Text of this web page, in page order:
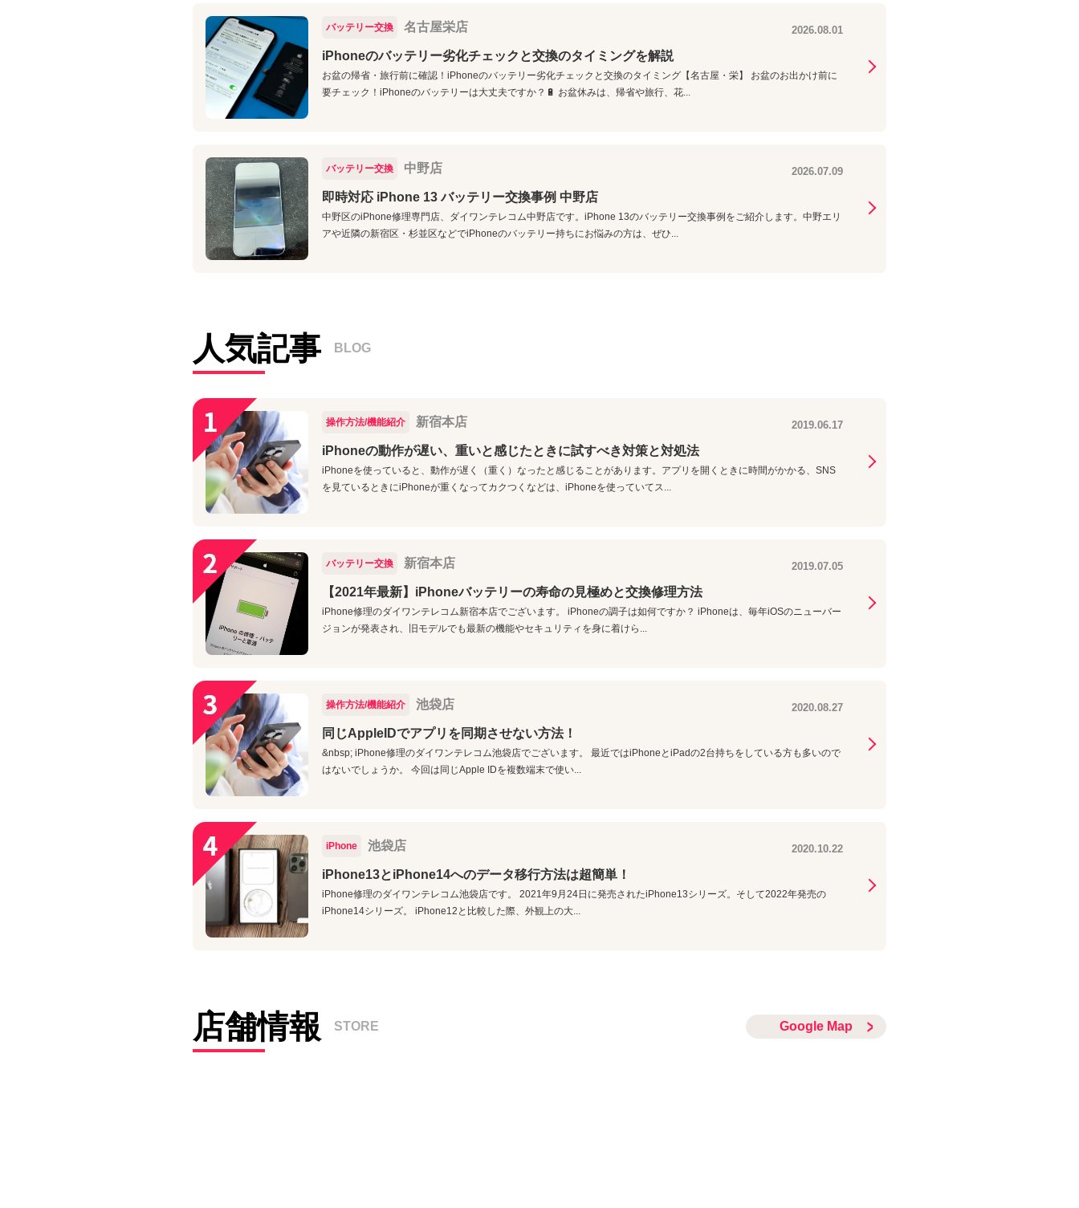
バッテリー交換 名古屋栄店 2026.08.01
iPhoneのバッテリー劣化チェックと交換のタイミングを解説
お盆の帰省・旅行前に確認！iPhoneのバッテリー劣化チェックと交換のタイミング【名古屋・栄】 お盆のお出かけ前に
要チェック！iPhoneのバッテリーは大丈夫ですか？🔋 お盆休みは、帰省や旅行、花...
バッテリー交換 中野店 2026.07.09
即時対応 iPhone 13 バッテリー交換事例 中野店
中野区のiPhone修理専門店、ダイワンテレコム中野店です。iPhone 13のバッテリー交換事例をご紹介します。中野エリ
アや近隣の新宿区・杉並区などでiPhoneのバッテリー持ちにお悩みの方は、ぜひ...
人気記事 BLOG
操作方法/機能紹介 新宿本店 2019.06.17
iPhoneの動作が遅い、重いと感じたときに試すべき対策と対処法
iPhoneを使っていると、動作が遅く（重く）なったと感じることがあります。アプリを開くときに時間がかかる、SNS
を見ているときにiPhoneが重くなってカクつくなどは、iPhoneを使っていてス...
バッテリー交換 新宿本店 2019.07.05
【2021年最新】iPhoneバッテリーの寿命の見極めと交換修理方法
iPhone修理のダイワンテレコム新宿本店でございます。 iPhoneの調子は如何ですか？ iPhoneは、毎年iOSのニューバー
ジョンが発表され、旧モデルでも最新の機能やセキュリティを身に着けら...
操作方法/機能紹介 池袋店 2020.08.27
同じAppleIDでアプリを同期させない方法！
&nbsp; iPhone修理のダイワンテレコム池袋店でございます。 最近ではiPhoneとiPadの2台持ちをしている方も多いので
はないでしょうか。 今回は同じApple IDを複数端末で使い...
iPhone 池袋店 2020.10.22
iPhone13とiPhone14へのデータ移行方法は超簡単！
iPhone修理のダイワンテレコム池袋店です。 2021年9月24日に発売されたiPhone13シリーズ。そして2022年発売の
iPhone14シリーズ。 iPhone12と比較した際、外観上の大...
店舗情報 STORE Google Map